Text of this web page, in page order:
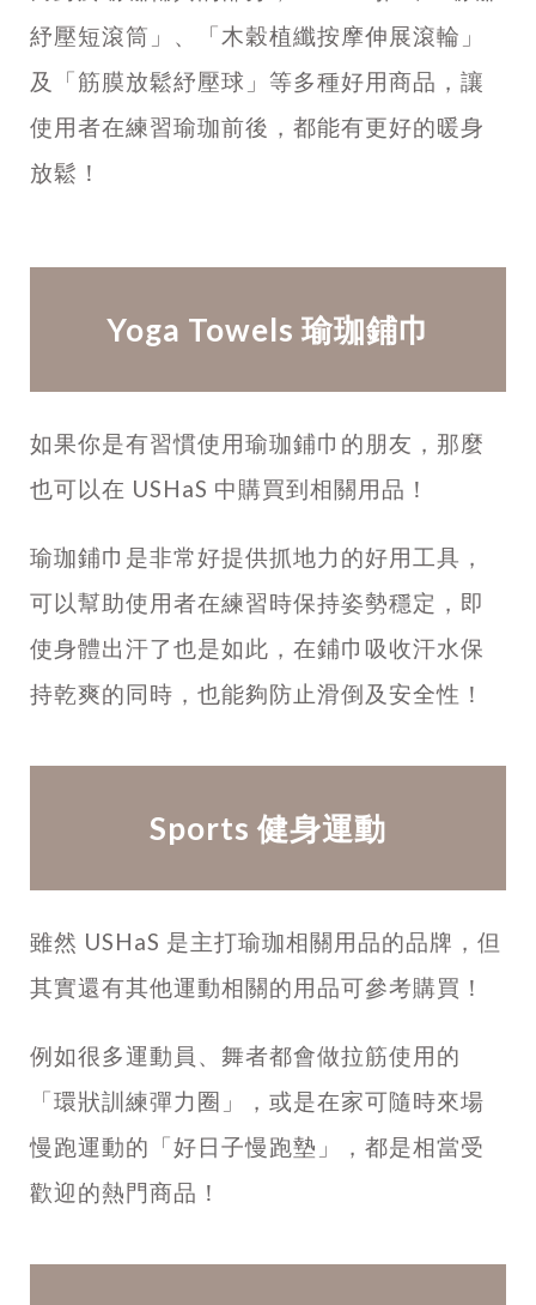
紓壓短滾筒」、「木穀植纖按摩伸展滾輪」
及「筋膜放鬆紓壓球」等多種好用商品，讓
使用者在練習瑜珈前後，都能有更好的暖身
放鬆！
Yoga Towels 瑜珈鋪巾
如果你是有習慣使用瑜珈鋪巾的朋友，那麼
也可以在 USHaS 中購買到相關用品！
瑜珈鋪巾是非常好提供抓地力的好用工具，
可以幫助使用者在練習時保持姿勢穩定，即
使身體出汗了也是如此，在鋪巾吸收汗水保
持乾爽的同時，也能夠防止滑倒及安全性！
Sports 健身運動
雖然 USHaS 是主打瑜珈相關用品的品牌，但
其實還有其他運動相關的用品可參考購買！
例如很多運動員、舞者都會做拉筋使用的
「環狀訓練彈力圈」，或是在家可隨時來場
慢跑運動的「好日子慢跑墊」，都是相當受
歡迎的熱門商品！